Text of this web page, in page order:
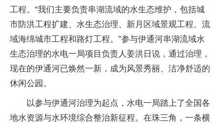
工程。“我们主要负责串湖流域的水生态维护，包括城
市防洪工程扩建、水生态治理、新月区域景观工程、流
域海绵城市工程和路灯工程。”参与伊通河串湖流域水
生态治理的水电一局项目负责人姜洪日说，通过治理，
现在的伊通河已焕然一新，成为风景秀丽、洁净舒适的
休闲公园。
以参与伊通河治理为起点，水电一局踏上了全国各
地水资源与水环境综合整治新征程。在珠三角，一条横